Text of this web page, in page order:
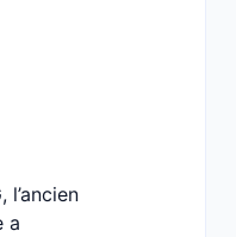
l’ancien
a